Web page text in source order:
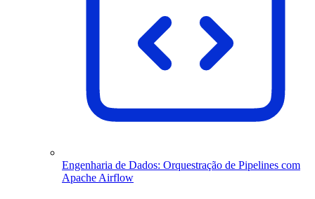
Engenharia de Dados: Orquestração de Pipelines com
Apache Airflow